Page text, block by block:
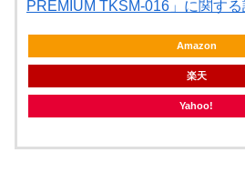
PREMIUM TKSM-016」に関す
Amazon
楽天
Yahoo!